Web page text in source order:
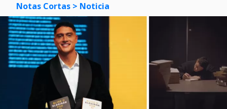
Notas Cortas > Noticia